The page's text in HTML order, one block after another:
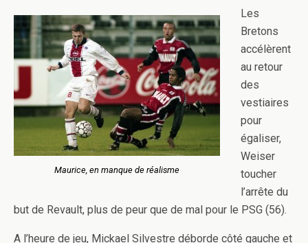
Maurice, en manque de réalisme
Les
Bretons
accélèrent
au retour
des
vestiaires
pour
égaliser,
Weiser
toucher
l’arrête du
but de Revault, plus de peur que de mal pour le PSG (56).
A l’heure de jeu, Mickael Silvestre déborde côté gauche et